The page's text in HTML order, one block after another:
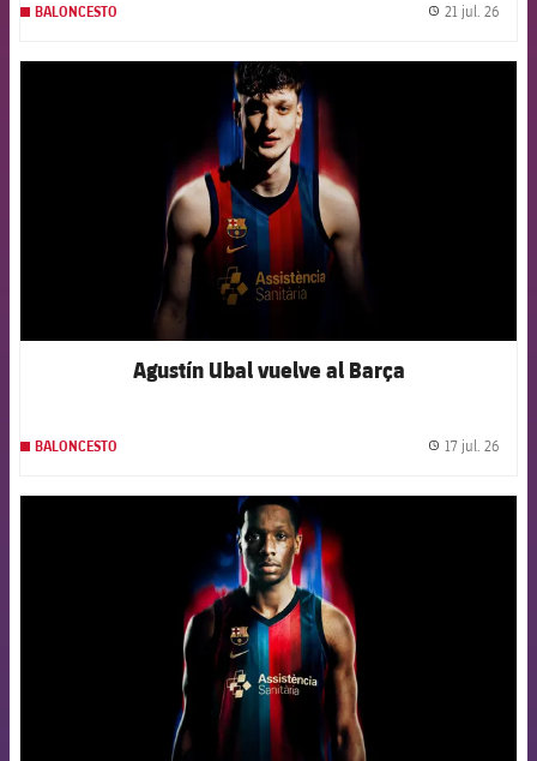
BALONCESTO 21 jul. 26
FCB Barcelona badge
Agustín Ubal vuelve al Barça
BALONCESTO 17 jul. 26
FCB Barcelona badge